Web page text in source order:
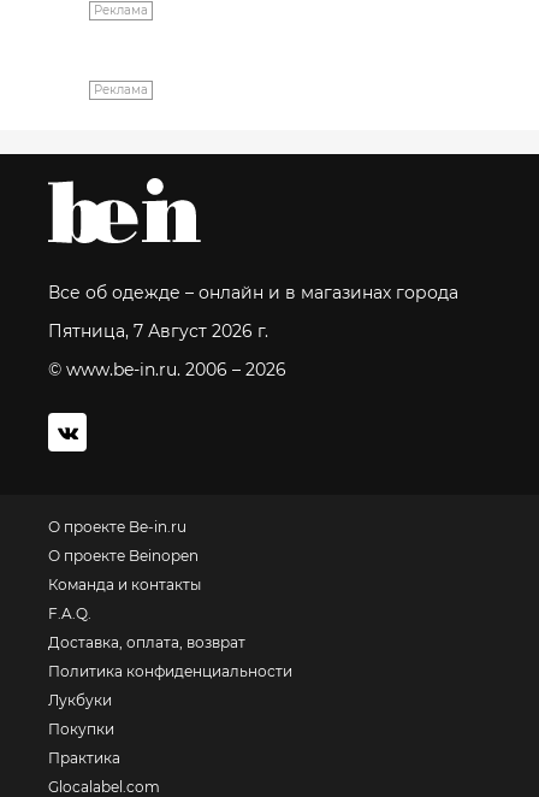
Реклама
Реклама
Все об одежде – онлайн и в магазинах города
Пятница, 7 Август 2026 г.
© www.be-in.ru. 2006 – 2026
О проекте Be-in.ru
О проекте Beinopen
Команда и контакты
F.A.Q.
Доставка, оплата, возврат
Политика конфиденциальности
Лукбуки
Покупки
Практика
Glocalabel.com